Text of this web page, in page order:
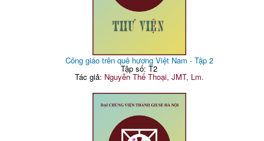
Công giáo trên quê hương Việt Nam - Tập 2
Tập số: T2
Tác giả: Nguyễn Thế Thoại, JMT, Lm.